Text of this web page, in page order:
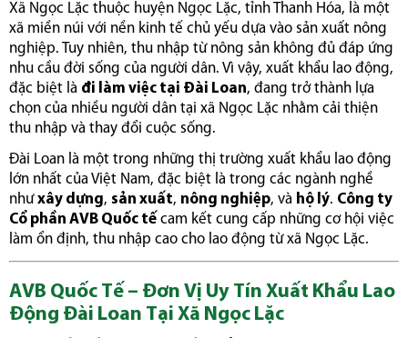
Xã Ngọc Lặc thuộc huyện Ngọc Lặc, tỉnh Thanh Hóa, là một
xã miền núi với nền kinh tế chủ yếu dựa vào sản xuất nông
nghiệp. Tuy nhiên, thu nhập từ nông sản không đủ đáp ứng
nhu cầu đời sống của người dân. Vì vậy, xuất khẩu lao động,
đặc biệt là đi làm việc tại Đài Loan, đang trở thành lựa
chọn của nhiều người dân tại xã Ngọc Lặc nhằm cải thiện
thu nhập và thay đổi cuộc sống.
Đài Loan là một trong những thị trường xuất khẩu lao động
lớn nhất của Việt Nam, đặc biệt là trong các ngành nghề
nhưxây dựng, sản xuất, nông nghiệp, và hộ lý. Công ty
Cổ phần AVB Quốc tế cam kết cung cấp những cơ hội việc
làm ổn định, thu nhập cao cho lao động từ xã Ngọc Lặc.
AVB Quốc Tế – Đơn Vị Uy Tín Xuất Khẩu Lao
Động Đài Loan Tại Xã Ngọc Lặc